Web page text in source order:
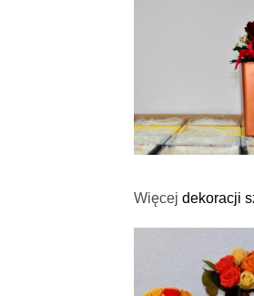
Więcej dekoracji